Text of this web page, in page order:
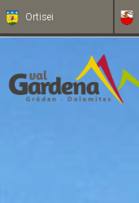
Ortisei